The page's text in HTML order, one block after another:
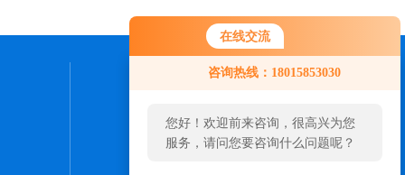
在线交流
咨询热线：18015853030
您好！欢迎前来咨询，很高兴为您
服务，请问您要咨询什么问题呢？
联系我们
24小时热线：